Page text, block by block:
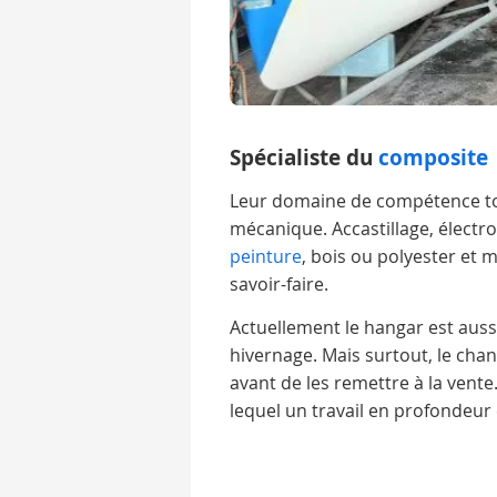
Spécialiste du composite
Leur domaine de compétence
mécanique. Accastillage,
peinture, bois ou polyester et
savoir-faire.
Actuellement le hangar est
hivernage. Mais surtout, le
avant de les remettre à la
lequel un travail en profondeur